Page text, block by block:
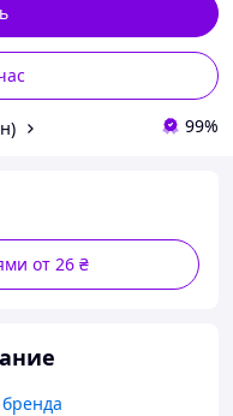
99%
от 26 ₴